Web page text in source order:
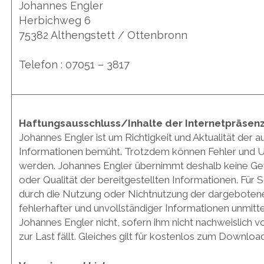
Johannes Engler
Herbichweg 6
75382 Althengstett / Ottenbronn
Telefon : 07051 – 3817
Haftungsausschluss/Inhalte der
Johannes Engler ist um Richtigkeit und Aktualität der
Informationen bemüht. Trotzdem können Fehler und
werden. Johannes Engler übernimmt deshalb keine
oder Qualität der bereitgestellten Informationen. Für
durch die Nutzung oder Nichtnutzung der
fehlerhafter und unvollständiger Informationen
Johannes Engler nicht, sofern ihm nicht nachweislich
zur Last fällt. Gleiches gilt für kostenlos zum